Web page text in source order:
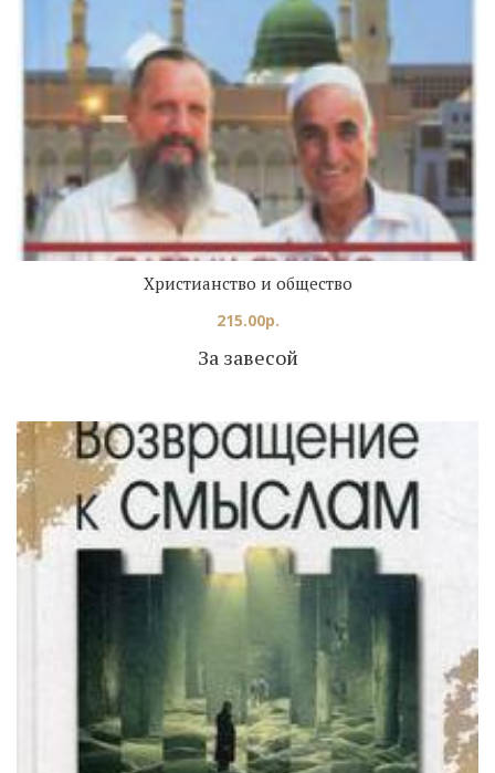
За завесой
Христианство и общество
215.00р.